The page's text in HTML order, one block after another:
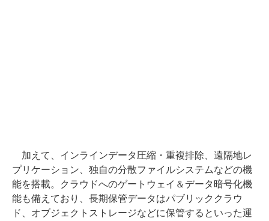
加えて、インラインデータ圧縮・重複排除、遠隔地レ
プリケーション、独自の分散ファイルシステムなどの機
能を搭載。クラウドへのゲートウェイ＆データ暗号化機
能も備えており、長期保管データはパブリッククラウ
ド、オブジェクトストレージなどに保管するといった運